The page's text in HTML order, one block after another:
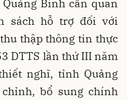
Bình cần quan
sách hỗ trợ đối với
thập thông tin thực
DTTS lần thứ III năm
nghĩ, tỉnh Quảng
bổ sung chính